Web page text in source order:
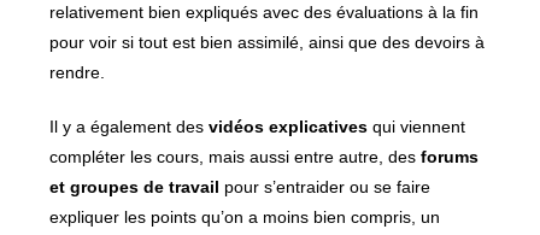
relativement bien expliqués avec des évaluations à la fin
pour voir si tout est bien assimilé, ainsi que des devoirs à
rendre.
Il y a également desvidéos explicatives qui viennent
compléter les cours, mais aussi entre autre, desforums
et groupes de travail pour s’entraider ou se faire
expliquer les points qu’on a moins bien compris, un